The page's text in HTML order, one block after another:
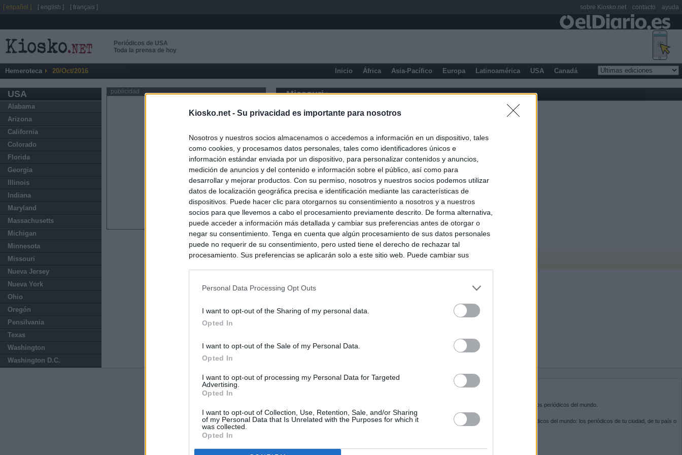
Kiosko.net - Su privacidad es importante para nosotros
Nosotros y nuestros socios almacenamos o accedemos a información en un dispositivo, tales
como cookies, y procesamos datos personales, tales como identificadores únicos e
información estándar enviada por un dispositivo, para personalizar contenidos y anuncios,
medición de anuncios y del contenido e información sobre el público, así como para
desarrollar y mejorar productos. Con su permiso, nosotros y nuestros socios podemos utilizar
datos de localización geográfica precisa e identificación mediante las características de
dispositivos. Puede hacer clic para otorgarnos su consentimiento a nosotros y a nuestros
socios para que llevemos a cabo el procesamiento previamente descrito. De forma alternativa,
puede acceder a información más detallada y cambiar sus preferencias antes de otorgar o
negar su consentimiento. Tenga en cuenta que algún procesamiento de sus datos personales
puede no requerir de su consentimiento, pero usted tiene el derecho de rechazar tal
procesamiento. Sus preferencias se aplicarán solo a este sitio web. Puede cambiar sus
Personal Data Processing Opt Outs
I want to opt-out of the Sharing of my personal data.
Opted In
I want to opt-out of the Sale of my Personal Data.
Opted In
I want to opt-out of processing my Personal Data for Targeted
Advertising.
Opted In
I want to opt-out of Collection, Use, Retention, Sale, and/or Sharing
of my Personal Data that Is Unrelated with the Purposes for which it
was collected.
Opted In
Periódicos de USA
Toda la prensa de hoy
Hemeroteca 20/Oct/2016 Inicio África Asia-Pacífico Europa Latinoamérica USA Canadá
USA
Alabama
Arizona
California
Colorado
Florida
Georgia
Illinois
Indiana
Maryland
Massachusetts
Michigan
Minnesota
Missouri
Nueva Jersey
Nueva York
Ohio
Oregón
Pensilvania
Texas
Washington
Washington D.C.
publicidad Missouri
Últimas noticias
tras nuevas llamadas a cruzar la frontera
Vox eleva la presión sobre el PP por la acogida de los menores de Ceuta en las
comunidades que gobiernan en coalición
SOBRE KIOSKO.NET
es la puerta de entrada a los periódicos del mundo.
Navega por las portadas de los periódicos del mundo: los periódicos de tu ciudad, de tu país o
del otro extremo del mundo.
[ español ] [ english ] [ français ] sobre Kiosko.net contacto ayuda